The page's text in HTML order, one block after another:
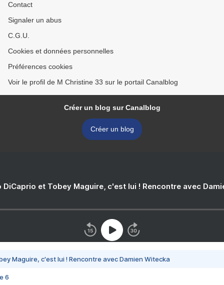
Contact
Signaler un abus
C.G.U.
Cookies et données personnelles
Préférences cookies
Voir le profil de M Christine 33 sur le portail Canalblog
Créer un blog sur Canalblog
Créer un blog
DiCaprio et Tobey Maguire, c'est lui ! Rencontre avec
Maguire, c'est lui ! Rencontre avec Damien Witecka
6